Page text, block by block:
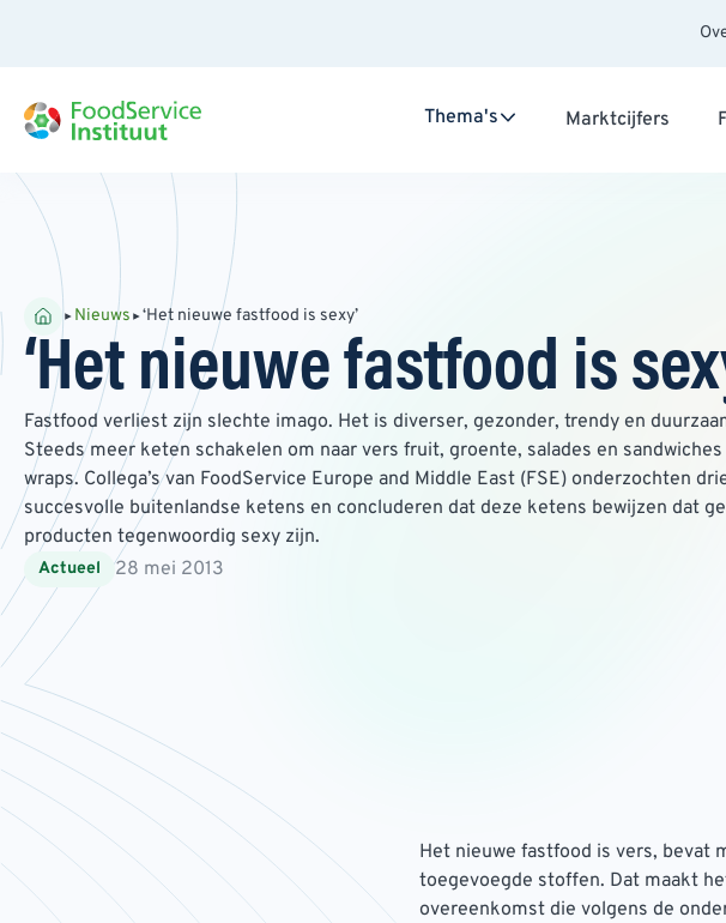
Thema's Marktcijfers
Nieuws ‘Het nieuwe fastfood is sexy’
‘Het nieuwe fastfood is
Fastfood verliest zijn slechte imago. Het is diverser, gezonder, trendy en
Steeds meer keten schakelen om naar vers fruit, groente, salades en
wraps. Collega’s van FoodService Europe and Middle East (FSE) onderzochten
succesvolle buitenlandse ketens en concluderen dat deze ketens bewijzen dat
producten tegenwoordig sexy zijn.
Actueel 28 mei 2013
Het nieuwe fastfood is vers, bevat
toegevoegde stoffen. Dat maakt
overeenkomst die volgens de